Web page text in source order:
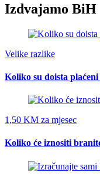
Izdvajamo BiH
Velike razlike
Koliko su doista
1,50 KM za mjesec
Koliko će iznositi